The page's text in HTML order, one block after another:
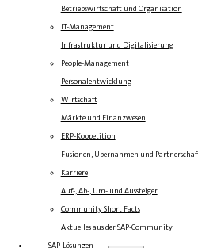
Betriebswirtschaft und Organisation
IT-Management
Infrastruktur und Digitalisierung
People-Management
Personalentwicklung
Wirtschaft
Märkte und Finanzwesen
ERP-Koopetition
Fusionen, Übernahmen und
Karriere
Auf-, Ab-, Um- und Aussteiger
Community Short Facts
Aktuelles aus der SAP-Community
SAP-Lösungen